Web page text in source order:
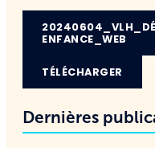
ENFANCE_WEB
TÉLÉCHARGER
Dernières